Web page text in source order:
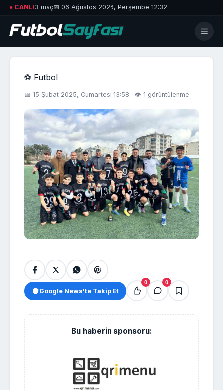
● CANLI3 maç📅 06 Ağustos 2026, Perşembe 12:32
⚽ Futbol
📅 15 Şubat 2025, Cumartesi 13:58 · 👁 1 görüntülenme
Google News'te Takip Et
0 0
Bu haberin sponsoru: